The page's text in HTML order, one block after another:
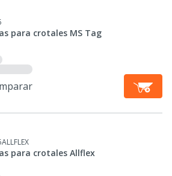
para crotales MS Tag
para crotales Allflex